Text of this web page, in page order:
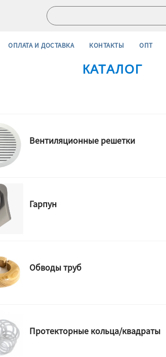
ОПЛАТА И ДОСТАВКА КОНТАКТЫ ОПТ
КАТАЛОГ
Вентиляционные решетки
Гарпун
Обводы труб
Протекторные кольца/квадраты